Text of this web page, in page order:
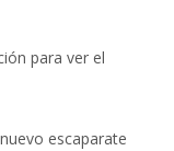
para ver el
escaparate